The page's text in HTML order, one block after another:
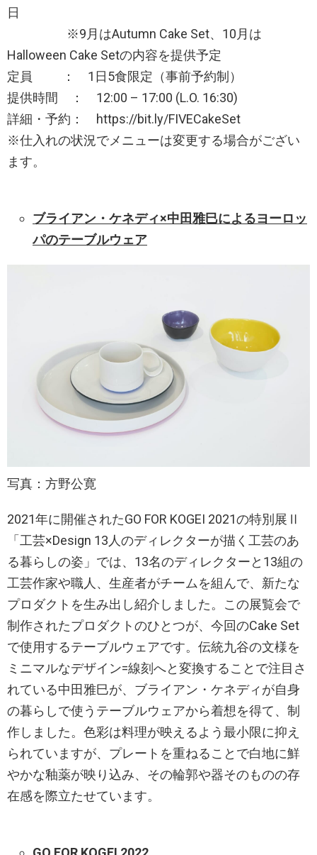
日
※9月はAutumn Cake Set、10月は
Halloween Cake Setの内容を提供予定
定員 ： 1日5食限定（事前予約制）
提供時間 ： 12:00 – 17:00 (L.O. 16:30)
詳細・予約： https://bit.ly/FIVECakeSet
※仕入れの状況でメニューは変更する場合がござい
ます。
ブライアン・ケネディ×中田雅巳によるヨーロッ
パのテーブルウェア
写真：方野公寛
2021年に開催されたGO FOR KOGEI 2021の特別展Ⅱ
「工芸×Design 13人のディレクターが描く工芸のあ
る暮らしの姿」では、13名のディレクターと13組の
工芸作家や職人、生産者がチームを組んで、新たな
プロダクトを生み出し紹介しました。この展覧会で
制作されたプロダクトのひとつが、今回のCake Set
で使用するテーブルウェアです。伝統九谷の文様を
ミニマルなデザイン=線刻へと変換することで注目さ
れている中田雅巳が、ブライアン・ケネディが自身
の暮らしで使うテーブルウェアから着想を得て、制
作しました。色彩は料理が映えるよう最小限に抑え
られていますが、プレートを重ねることで白地に鮮
やかな釉薬が映り込み、その輪郭や器そのものの存
在感を際立たせています。